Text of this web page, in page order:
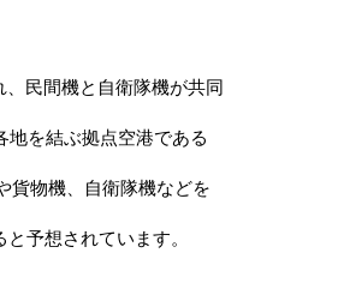
民間機と自衛隊機が共同
地を結ぶ拠点空港である
貨物機、自衛隊機などを
予想されています。